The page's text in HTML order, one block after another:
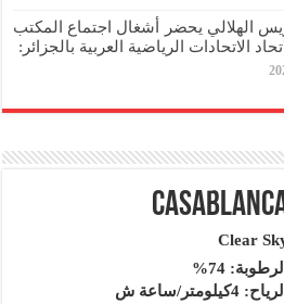
الهلالي يحضر أشغال اجتماع المكتب
الاتحادات الرياضية العربية بالجزائر:
Clear
الرطوبة: 74%
الرياح: 4كيلومتر/ساعة ش